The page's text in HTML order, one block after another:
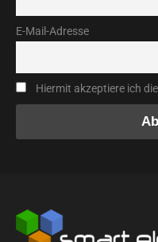
E-Mail-Adresse
Hiermit akzeptiere ich